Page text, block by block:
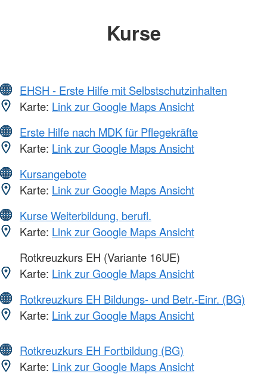
Kurse
EHSH - Erste Hilfe mit Selbstschutzinhalten
Karte: Link zur Google Maps Ansicht
Erste Hilfe nach MDK für Pflegekräfte
Karte: Link zur Google Maps Ansicht
Kursangebote
Karte: Link zur Google Maps Ansicht
Kurse Weiterbildung, berufl.
Karte: Link zur Google Maps Ansicht
Rotkreuzkurs EH (Variante 16UE)
Karte: Link zur Google Maps Ansicht
Rotkreuzkurs EH Bildungs- und Betr.-Einr. (BG)
Karte: Link zur Google Maps Ansicht
Rotkreuzkurs EH Fortbildung (BG)
Karte: Link zur Google Maps Ansicht